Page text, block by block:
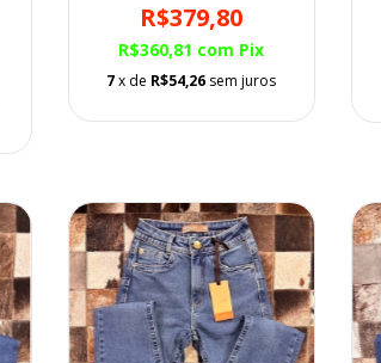
R$379,80
R$360,81 com Pix
7x de R$54,26 sem juros